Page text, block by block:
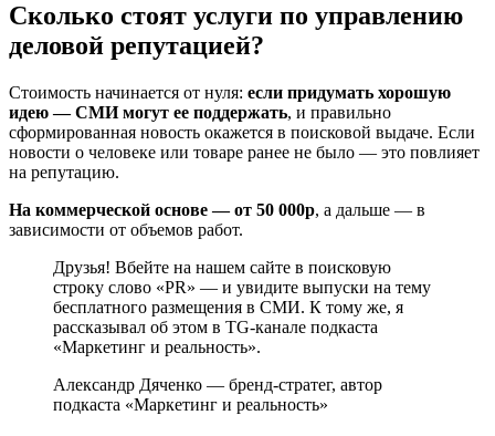
Сколько стоят услуги по управлению
деловой репутацией?
Стоимость начинается от нуля: если придумать хорошую
идею — СМИ могут ее поддержать, и правильно
сформированная новость окажется в поисковой выдаче. Если
новости о человеке или товаре ранее не было — это повлияет
на репутацию.
На коммерческой основе — от 50 000р, а дальше — в
зависимости от объемов работ.
Друзья! Вбейте на нашем сайте в поисковую
строку слово «PR» — и увидите выпуски на тему
бесплатного размещения в СМИ. К тому же, я
рассказывал об этом в TG-канале подкаста
«Маркетинг и реальность».
Александр Дяченко — бренд-стратег, автор
подкаста «Маркетинг и реальность»